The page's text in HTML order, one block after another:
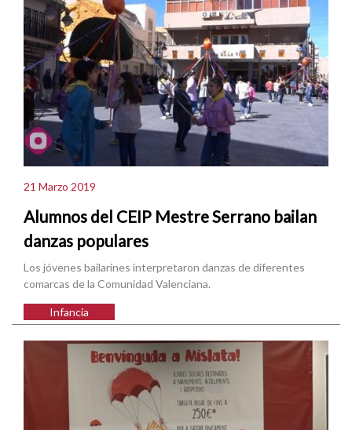
21 Marzo 2019
Alumnos del CEIP Mestre Serrano bailan
danzas populares
Los jóvenes bailarines interpretaron danzas de diferentes
comarcas de la Comunidad Valenciana.
Infancia